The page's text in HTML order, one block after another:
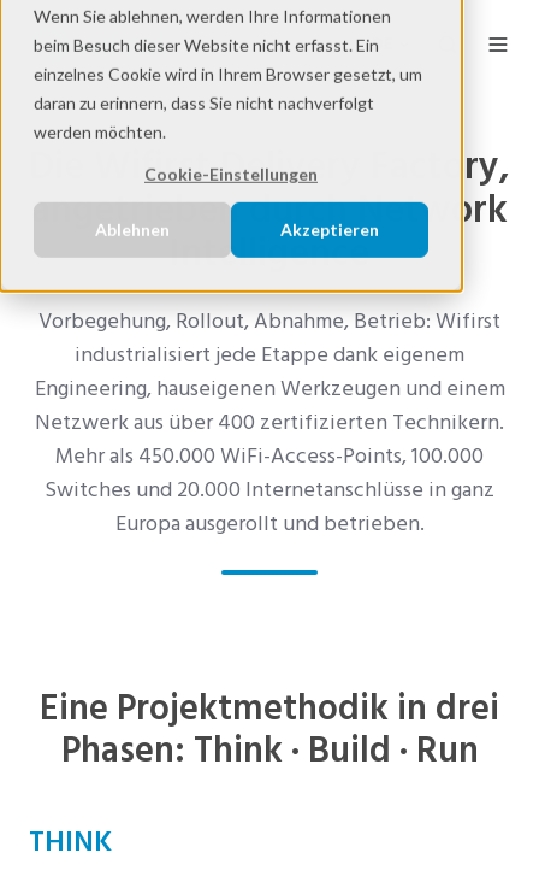
Wenn Sie ablehnen, werden Ihre Informationen
beim Besuch dieser Website nicht erfasst. Ein
einzelnes Cookie wird in Ihrem Browser gesetzt, um
daran zu erinnern, dass Sie nicht nachverfolgt
werden möchten.
Cookie-Einstellungen
Ablehnen Akzeptieren
DE
Die Wifirst Delivery Factory,
angetrieben durch Network
Intelligence
Vorbegehung, Rollout, Abnahme, Betrieb: Wifirst
industrialisiert jede Etappe dank eigenem
Engineering, hauseigenen Werkzeugen und einem
Netzwerk aus über 400 zertifizierten Technikern.
Mehr als 450.000 WiFi-Access-Points, 100.000
Switches und 20.000 Internetanschlüsse in ganz
Europa ausgerollt und betrieben.
Eine Projektmethodik in drei
Phasen: Think · Build · Run
THINK